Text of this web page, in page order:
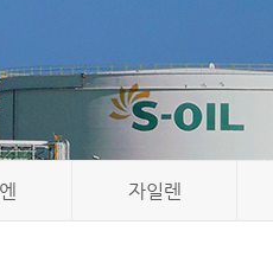
자일렌